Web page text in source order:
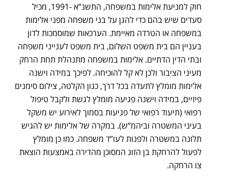
חוק למניעת אלימות במשפחה, התשנ”א -1991, מכיל
סעדים שיש בהם כדי להגן על בני משפחה מפני אלימות
במשפחה או הטרדה מאיימת. הערכאות שמוסמכות לדון
בעניין הם בית משפט השלום, בית משפט לענייני משפחה
ובתי הדין הדתיים. אלימות במשפחה מתנהלת תחת הרחק
מעיני הציבור ולכן לא קל להוכיחה. לפיכך במידה וישנה
אלימות מומלץ לתעדה בכל דרך, כגון הקלטה, צילום סימנים
פיזיים, במידה וישנה פגיעה מומלץ לגשת ולקבל טיפול
רפואי (תיעוד רפואי של פגיעות בסמוך לאירוע יש משקל
בעיני המשטרה וביהמ”ש). במקרה של אלימות יש להגיש
תלונה במשטרה ולפנות לעו”ד משפחה. כמו כן מומלץ
לפעול להרחקת בן הזוג המסוכן מהדירה באמצעות הוצאת
צו הרחקה.